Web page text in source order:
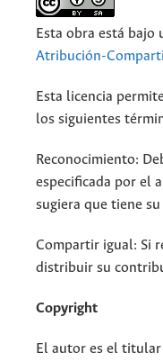
Esta obra está bajo
Atribución-
Esta licencia
los siguientes
Reconocimiento:
especificada por el
sugiera que tiene
Compartir igual: Si
distribuir su
Copyright
El autor es el